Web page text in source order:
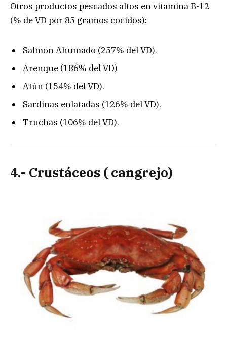
Otros productos pescados altos en vitamina B-12
(% de VD por 85 gramos cocidos):
Salmón Ahumado (257% del VD).
Arenque (186% del VD)
Atún (154% del VD).
Sardinas enlatadas (126% del VD).
Truchas (106% del VD).
4.- Crustáceos ( cangrejo)